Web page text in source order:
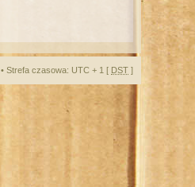
• Strefa czasowa: UTC + 1 [ DST ]